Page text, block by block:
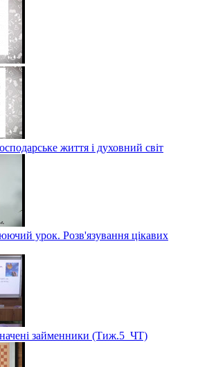
життя і духовний світ
урок. Розв'язування цікавих
займенники (Тиж.5_ЧТ)